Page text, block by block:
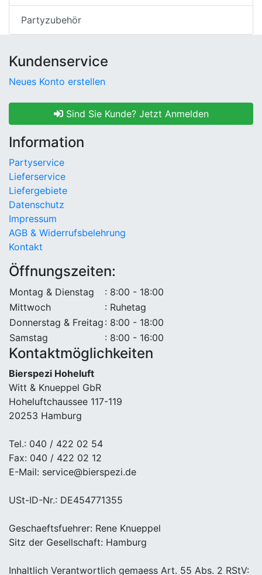
Partyzubehör
Kundenservice
Neues Konto erstellen
Sind Sie Kunde? Jetzt Anmelden
Information
Partyservice
Lieferservice
Liefergebiete
Datenschutz
Impressum
AGB & Widerrufsbelehrung
Kontakt
Öffnungszeiten:
Montag & Dienstag
: 8:00 - 18:00
Mittwoch
: Ruhetag
Donnerstag & Freitag : 8:00 - 18:00
Samstag
: 8:00 - 16:00
Kontaktmöglichkeiten
Bierspezi Hoheluft
Witt & Knueppel GbR
Hoheluftchaussee 117-119
20253 Hamburg
Tel.: 040 / 422 02 54
Fax: 040 / 422 02 12
E-Mail: service@bierspezi.de
USt-ID-Nr.: DE454771355
Geschaeftsfuehrer: Rene Knueppel
Sitz der Gesellschaft: Hamburg
Inhaltlich Verantwortlich gemaess Art. 55 Abs. 2 RStV: